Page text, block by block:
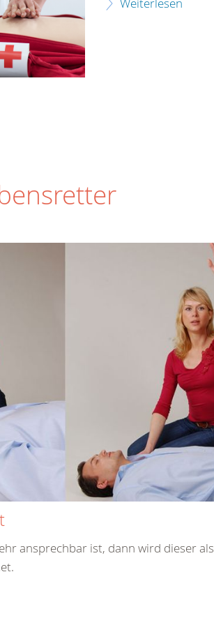
ansprechbar ist, dann wird dieser als